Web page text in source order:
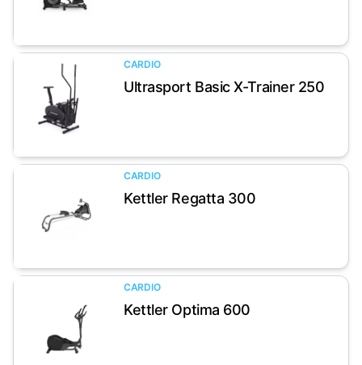
Artikel anzeigen
CARDIO
Ultrasport Basic X-Trainer 250
Artikel anzeigen
CARDIO
Kettler Regatta 300
Artikel anzeigen
CARDIO
Kettler Optima 600